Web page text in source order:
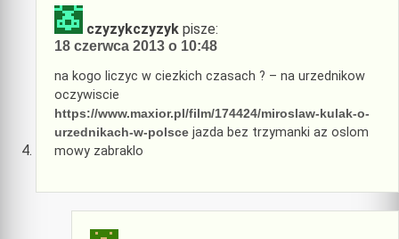
czyzykczyzyk pisze:
18 czerwca 2013 o 10:48
na kogo liczyc w ciezkich czasach ? – na urzednikow
oczywiscie
https://www.maxior.pl/film/174424/miroslaw-kulak-o-
urzednikach-w-polsce jazda bez trzymanki az oslom
mowy zabraklo